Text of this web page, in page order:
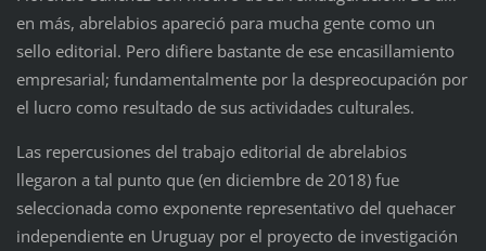
en más, abrelabios apareció para mucha gente como un
sello editorial. Pero difiere bastante de ese encasillamiento
empresarial; fundamentalmente por la despreocupación por
el lucro como resultado de sus actividades culturales.
Las repercusiones del trabajo editorial de abrelabios
llegaron a tal punto que (en diciembre de 2018) fue
seleccionada como exponente representativo del quehacer
independiente en Uruguay por el proyecto de investigación